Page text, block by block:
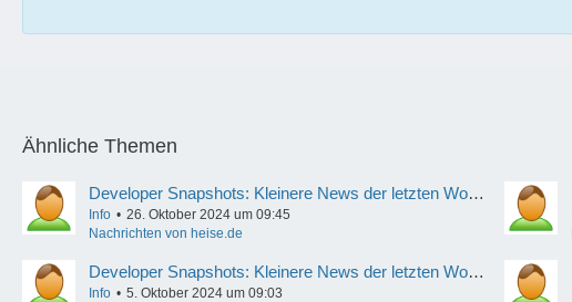
Ähnliche Themen
Developer Snapshots: Kleinere News der letzten Woche
Info
26. Oktober 2024 um 09:45
Nachrichten von heise.de
Developer Snapshots: Kleinere News der letzten Woche
Info
5. Oktober 2024 um 09:03